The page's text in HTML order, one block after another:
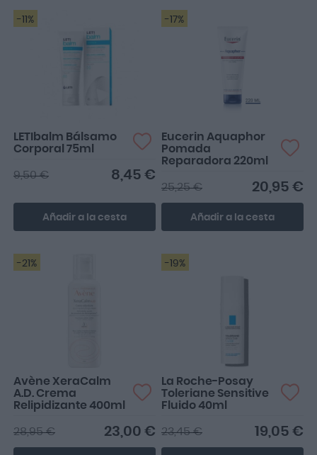
-11%
LETIbalm Bálsamo
Corporal 75ml
8,45 €
9,50 €
Añadir a la cesta
-17%
Eucerin Aquaphor
Pomada
Reparadora 220ml
20,95 €
25,25 €
Añadir a la cesta
-21%
Avène XeraCalm
A.D. Crema
Relipidizante 400ml
23,00 €
28,95 €
-19%
La Roche-Posay
Toleriane Sensitive
Fluido 40ml
19,05 €
23,45 €